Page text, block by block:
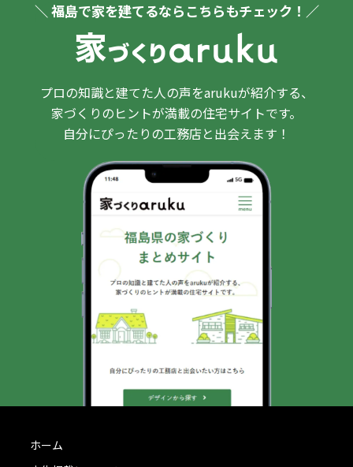
＼ 福島で家を建てるならこちらもチェック！／
プロの知識と建てた人の声をarukuが紹介する、
家づくりのヒントが満載の住宅サイトです。
自分にぴったりの工務店と出会えます！
ホーム